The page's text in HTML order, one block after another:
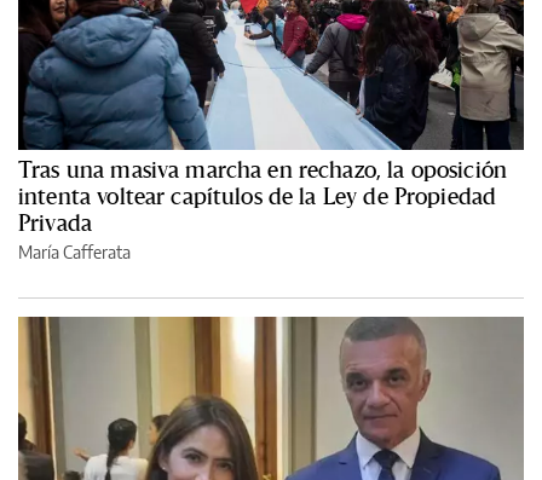
Tras una masiva marcha en rechazo, la oposición
intenta voltear capítulos de la Ley de Propiedad
Privada
María Cafferata